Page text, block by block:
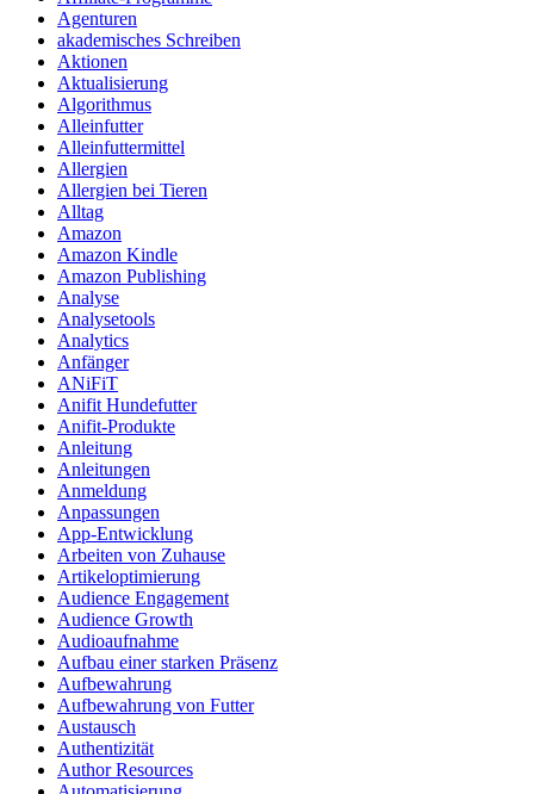
Agenturen
akademisches Schreiben
Aktionen
Aktualisierung
Algorithmus
Alleinfutter
Alleinfuttermittel
Allergien
Allergien bei Tieren
Alltag
Amazon
Amazon Kindle
Amazon Publishing
Analyse
Analysetools
Analytics
Anfänger
ANiFiT
Anifit Hundefutter
Anifit-Produkte
Anleitung
Anleitungen
Anmeldung
Anpassungen
App-Entwicklung
Arbeiten von Zuhause
Artikeloptimierung
Audience Engagement
Audience Growth
Audioaufnahme
Aufbau einer starken Präsenz
Aufbewahrung
Aufbewahrung von Futter
Austausch
Authentizität
Author Resources